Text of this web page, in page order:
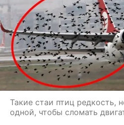
Такие стаи птиц редкость,
одной, чтобы сломать